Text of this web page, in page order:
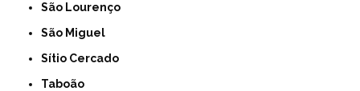
São Lourenço
São Miguel
Sítio Cercado
Taboão